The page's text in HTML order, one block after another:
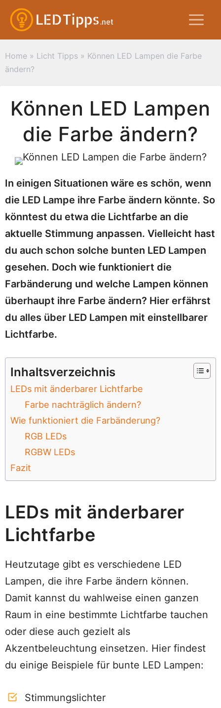
Zum
Inhalt
springen
Home » Licht Tipps » Können LED Lampen die Farbe
ändern?
Können LED Lampen
die Farbe ändern?
In einigen Situationen wäre es schön, wenn
die LED Lampe ihre Farbe ändern könnte. So
könntest du etwa die Lichtfarbe an die
aktuelle Stimmung anpassen. Vielleicht hast
du auch schon solche bunten LED Lampen
gesehen. Doch wie funktioniert die
Farbänderung und welche Lampen können
überhaupt ihre Farbe ändern? Hier erfährst
du alles über LED Lampen mit einstellbarer
Lichtfarbe.
Inhaltsverzeichnis
LEDs mit änderbarer Lichtfarbe
Farbe nachträglich ändern?
Wie funktioniert die Farbänderung?
RGB LEDs
RGBW LEDs
Fazit
LEDs mit änderbarer
Lichtfarbe
Heutzutage gibt es verschiedene LED
Lampen, die ihre Farbe ändern können.
Damit kannst du wahlweise einen ganzen
Raum in eine bestimmte Lichtfarbe tauchen
oder diese auch gezielt als
Akzentbeleuchtung einsetzen. Hier findest
du einige Beispiele für bunte LED Lampen:
Stimmungslichter